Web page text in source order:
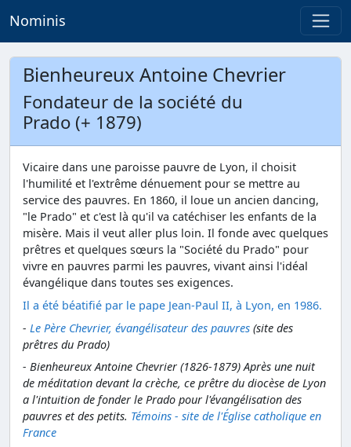
Nominis
Bienheureux Antoine Chevrier
Fondateur de la société du
Prado (+ 1879)
Vicaire dans une paroisse pauvre de Lyon, il choisit
l'humilité et l'extrême dénuement pour se mettre au
service des pauvres. En 1860, il loue un ancien dancing,
"le Prado" et c'est là qu'il va catéchiser les enfants de la
misère. Mais il veut aller plus loin. Il fonde avec quelques
prêtres et quelques sœurs la "Société du Prado" pour
vivre en pauvres parmi les pauvres, vivant ainsi l'idéal
évangélique dans toutes ses exigences.
Il a été béatifié par le pape Jean-Paul II, à Lyon, en 1986.
- Le Père Chevrier, évangélisateur des pauvres (site des
prêtres du Prado)
- Bienheureux Antoine Chevrier (1826-1879) Après une nuit
de méditation devant la crèche, ce prêtre du diocèse de Lyon
a l'intuition de fonder le Prado pour l'évangélisation des
pauvres et des petits. Témoins - site de l'Église catholique en
France